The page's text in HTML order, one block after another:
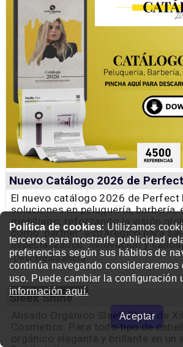
Política de cookies: Utilizamos
terceros para mostrarle publicidad
preferencias según sus hábitos de
continúa navegando consideraremos
uso. Puede cambiar la configuración
información aquí.
Aceptar
Nuevo Catálogo 2026 de
El nuevo catálogo 2026 de Perfect
soluciones en peluquería, barbería,
mobiliario, reforzando la visión
como 'partner' estratégico para
especializados. innovación y
Descárgalo ahora
Sleek Shine
Alisado Orgánico Sleek Shine de
Cosmetics. Para todo tipo de